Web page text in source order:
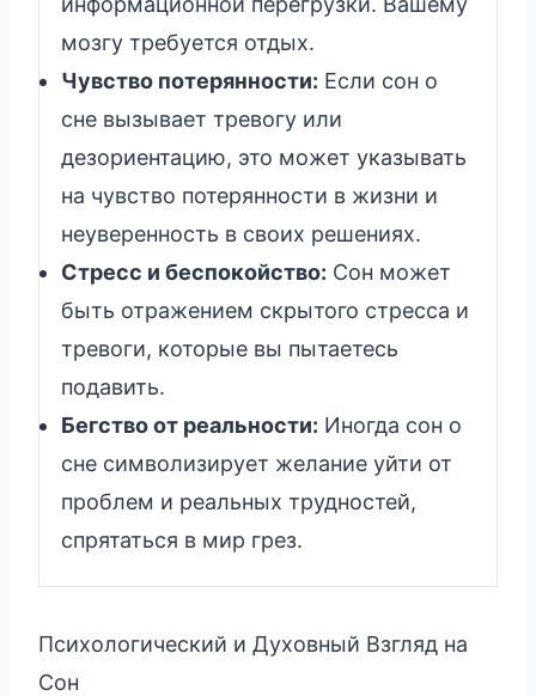
мозгу требуется отдых.
Чувство потерянности: Если сон о
сне вызывает тревогу или
дезориентацию, это может указывать
на чувство потерянности в жизни и
неуверенность в своих решениях.
Стресс и беспокойство: Сон может
быть отражением скрытого стресса и
тревоги, которые вы пытаетесь
подавить.
Бегство от реальности: Иногда сон о
сне символизирует желание уйти от
проблем и реальных трудностей,
спрятаться в мир грез.
Психологический и Духовный Взгляд на
Сон